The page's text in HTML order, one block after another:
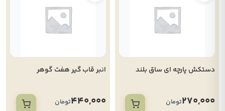
دستکش پارچه ای ساق بلند
270,000تومان
انبر قاب گیر هفت گوهر
440,000تومان